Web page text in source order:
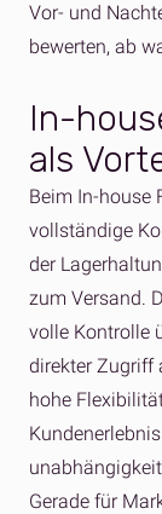
Vor- und
bewerten, ab
In-
als
Beim In-house
vollständige
der
zum Versand.
volle Kontrolle
direkter Zugriff
hohe
Kundenerlebnis
Gerade für